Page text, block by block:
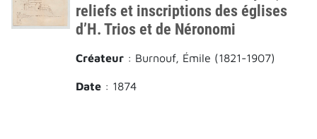
reliefs et inscriptions des églises
d’H. Trios et de Néronomi
Créateur : Burnouf, Émile (1821-1907)
Date : 1874